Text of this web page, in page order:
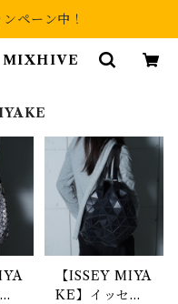
ペーン中！
MIXHIVE
【ISSEY MIYA
KE】イッセイ